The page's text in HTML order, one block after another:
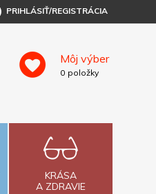
PRIHLÁSIŤ/REGISTRÁCIA
Môj výber
0 položky
KRÁSA
A ZDRAVIE